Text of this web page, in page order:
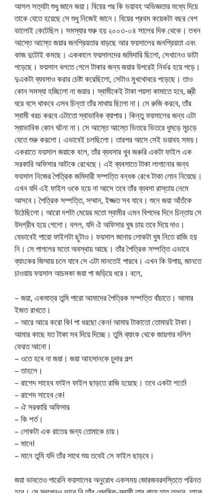
আসল সত্যটা শুধু জানে জয়া। বিয়ের পর কি ভয়াবহ অভিজ্ঞতার মধ্যে দিয়ে
তাকে যেতে হয়েছে সে শুধু নিজেই জানে। বিয়ের প্রথম কয়েকটা বছর বেশ
ভালোই কেটেছিল। সমস্যার শুরু হয় ২০০৩-০৪ সালের দিক থেকে। তখন
আস্তে আস্তে জয়ার জনপ্রিয়তার বাড়ছে আর ফয়সালের জনপ্রিয়তা এবং
কাজ দুটোই কমছে। এককালে ফয়সালদের জমিদারি ছিলো, সেখানেও ভাটা
পড়েছে। ফয়সাল বলতে গেলে টাকার জন্য জয়ার উপরেই নির্ভর হয়ে পড়ে।
দুএকটা ব্যবসাও করার চেষ্টা করেছিলো, সেটাও মুখথোবরে পড়েছে। তাও
কোন সমস্যা হচ্ছিলো না জয়ার। স্বামীকেই টাকা পয়সা কামাতে হবে, স্ত্রী
ঘরে বসে থাকবে এসব চিন্তা তাঁর মাথায় ছিলো না। সে রুজি করবে, তাঁর
স্বামী খরচ করবে এটাতো স্বাভাবিক ব্যাপার। কিন্তু ফয়সালের জন্য এটা
স্বাভাবিক কোন ঘটনা না। সে আস্তে আস্তে ভিতরে ভিতরে ধুমড়ে মুচড়ে
যেতে শুরু করলো। এভাবেই চলছিলো। তারপর আসে সেই ভয়াবহ সময়।
একরাতে ফয়সাল জয়াকে বলে, তাঁর ব্যবসার খুব জরুরি একটা ফাইল এক
সরকারি অফিসার আটকে রেখেছে। এই ব্যবসাতে টাকা লাগানোর জন্য
ফয়সাল নিজের পৈত্রিক জমিদারী সম্পত্তি বন্ধক রেখে টাকা লোন নিয়েছে।
এখন যদি এই ফাইল ওকে হয়ে না আসে তবে তাঁর ব্যবসা রাস্তায় নেমে
আসবে। পৈত্রিক সম্পত্তি, সম্মান, ইজ্জত সব যাবে। শুনে জয়া আঁতঁকে
উঠেছিলো। আরো দশটা মেয়ের মতো স্বামীর এমন বিপদের দিনে চিন্তায় সে
উদগ্রীব হয়ে গেলো। বলল, যদি ঐ অফিসার ঘুষ চায় তবে দিয়ে দাও।
যেভাবেই পারো ফাইলটা ছুটাও। ফয়সাল জানায় লোকটা ঘুষ নিতে রাজি হয়
নি। সে পাগলের মতো অবস্থায় আছে। তাঁর পৈত্রিক সম্পত্তি এভাবে
ব্যাংকের জিম্মায় চলে যাবে সে এটা মানতেই পারবে। এখন কি উপায়, জানতে
চাওয়ায় ফয়সাল আচমকা জয়া পা জড়িয়ে ধরে। বলে,
– জয়া, একমাত্র তুমি পারো আমাদের পৈত্রিক সম্পত্তি বাঁচাতে। আমার
ইজত রাখতে।
– আরে আরে করো কি! পা ধরছো কেন! আমার টাকাতো তোমারই টাকা।
আমার কাছে যত টাকা সব দিয়ে দিচ্ছে। তুমি ব্যাংক থেকে জায়গার দলিল
ফেরত আনো।
– ওতে হবে না জয়া। জয়া আহসানকে চুদার গল্প
– তাহলে।
– রাশেদ সাহেব ফাইল ফাইল ছাড়তে রাজি হয়েছে। তবে একটা শর্তে!
– রাশেদ সাহেব কে!
– ঐ সরকারি অফিসার
– কি শর্ত।
– লোকটা এক রাতের জন্য তোমাকে চায়।
– মানে!
– মানে তুমি যদি তাঁর সাথে শুয় তবেই সে ফাইল ছাড়বে।
জয়া ভাবতেও পারেনি ফয়সালের অনুরোধ একসময় জোরজবরদস্তিতে পরিনত